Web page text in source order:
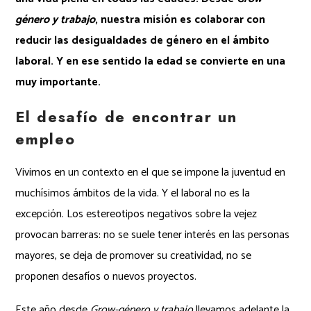
género y trabajo, nuestra misión es colaborar con
reducir las desigualdades de género en el ámbito
laboral. Y en ese sentido la edad se convierte en una
muy importante.
El desafío de encontrar un
empleo
Vivimos en un contexto en el que se impone la juventud en
muchísimos ámbitos de la vida. Y el laboral no es la
excepción. Los estereotipos negativos sobre la vejez
provocan barreras: no se suele tener interés en las personas
mayores, se deja de promover su creatividad, no se
proponen desafíos o nuevos proyectos.